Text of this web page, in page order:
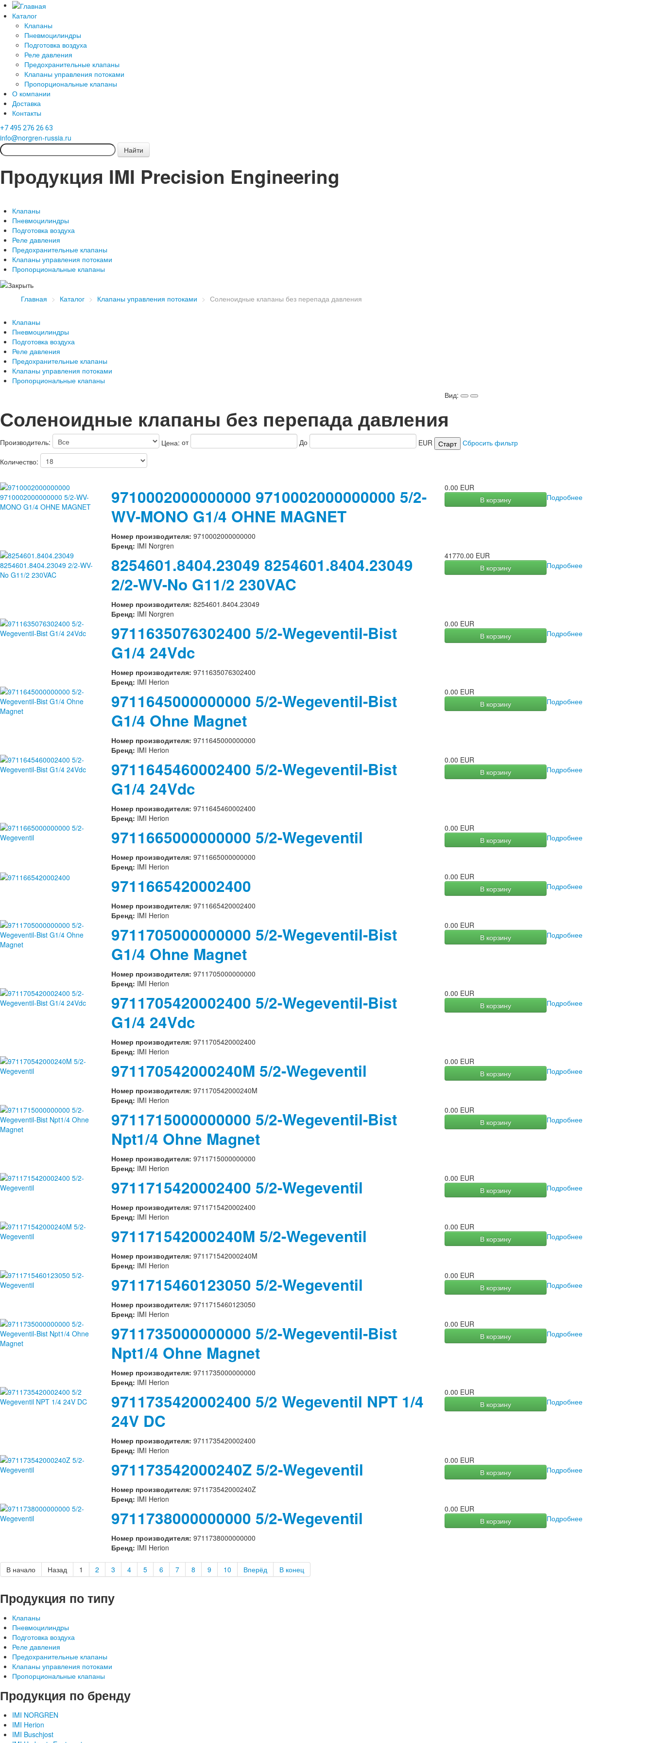
Каталог
Клапаны
Пневмоцилиндры
Подготовка воздуха
Реле давления
Предохранительные клапаны
Клапаны управления потоками
Пропорциональные клапаны
О компании
Доставка
Контакты
+7 495 276 26 63
info@norgren-russia.ru
Продукция IMI Precision Engineering
Клапаны
Пневмоцилиндры
Подготовка воздуха
Реле давления
Предохранительные клапаны
Клапаны управления потоками
Пропорциональные клапаны
Главная > Каталог > Клапаны управления потоками > Соленоидные клапаны без перепада давления
Клапаны
Пневмоцилиндры
Подготовка воздуха
Реле давления
Предохранительные клапаны
Клапаны управления потоками
Пропорциональные клапаны
Вид:
Соленоидные клапаны без перепада давления
Производитель: Цена: от До EUR
Сбросить фильтр
Количество:
9710002000000000 9710002000000000 5/2-
WV-MONO G1/4 OHNE MAGNET
Номер производителя: 9710002000000000
Бренд: IMI Norgren
0.00 EUR
В корзину
Подробнее
8254601.8404.23049 8254601.8404.23049
2/2-WV-No G11/2 230VAC
Номер производителя: 8254601.8404.23049
Бренд: IMI Norgren
41770.00 EUR
В корзину
Подробнее
9711635076302400 5/2-Wegeventil-Bist
G1/4 24Vdc
Номер производителя: 9711635076302400
Бренд: IMI Herion
0.00 EUR
В корзину
Подробнее
9711645000000000 5/2-Wegeventil-Bist
G1/4 Ohne Magnet
Номер производителя: 9711645000000000
Бренд: IMI Herion
0.00 EUR
В корзину
Подробнее
9711645460002400 5/2-Wegeventil-Bist
G1/4 24Vdc
Номер производителя: 9711645460002400
Бренд: IMI Herion
0.00 EUR
В корзину
Подробнее
9711665000000000 5/2-Wegeventil
Номер производителя: 9711665000000000
Бренд: IMI Herion
0.00 EUR
В корзину
Подробнее
9711665420002400
Номер производителя: 9711665420002400
Бренд: IMI Herion
0.00 EUR
В корзину
Подробнее
9711705000000000 5/2-Wegeventil-Bist
G1/4 Ohne Magnet
Номер производителя: 9711705000000000
Бренд: IMI Herion
0.00 EUR
В корзину
Подробнее
9711705420002400 5/2-Wegeventil-Bist
G1/4 24Vdc
Номер производителя: 9711705420002400
Бренд: IMI Herion
0.00 EUR
В корзину
Подробнее
971170542000240M 5/2-Wegeventil
Номер производителя: 971170542000240M
Бренд: IMI Herion
0.00 EUR
В корзину
Подробнее
9711715000000000 5/2-Wegeventil-Bist
Npt1/4 Ohne Magnet
Номер производителя: 9711715000000000
Бренд: IMI Herion
0.00 EUR
В корзину
Подробнее
9711715420002400 5/2-Wegeventil
Номер производителя: 9711715420002400
Бренд: IMI Herion
0.00 EUR
В корзину
Подробнее
971171542000240M 5/2-Wegeventil
Номер производителя: 971171542000240M
Бренд: IMI Herion
0.00 EUR
В корзину
Подробнее
9711715460123050 5/2-Wegeventil
Номер производителя: 9711715460123050
Бренд: IMI Herion
0.00 EUR
В корзину
Подробнее
9711735000000000 5/2-Wegeventil-Bist
Npt1/4 Ohne Magnet
Номер производителя: 9711735000000000
Бренд: IMI Herion
0.00 EUR
В корзину
Подробнее
9711735420002400 5/2 Wegeventil NPT 1/4
24V DC
Номер производителя: 9711735420002400
Бренд: IMI Herion
0.00 EUR
В корзину
Подробнее
971173542000240Z 5/2-Wegeventil
Номер производителя: 971173542000240Z
Бренд: IMI Herion
0.00 EUR
В корзину
Подробнее
9711738000000000 5/2-Wegeventil
Номер производителя: 9711738000000000
Бренд: IMI Herion
0.00 EUR
В корзину
Подробнее
В начало Назад 1 2 3 4 5 6 7 8 9 10 Вперёд В конец
Продукция по типу
Клапаны
Пневмоцилиндры
Подготовка воздуха
Реле давления
Предохранительные клапаны
Клапаны управления потоками
Пропорциональные клапаны
Продукция по бренду
IMI NORGREN
IMI Herion
IMI Buschjost